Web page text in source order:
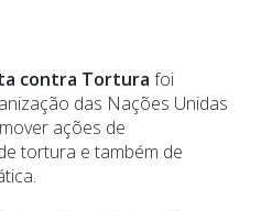
contra Tortura foi
das Nações Unidas
ações de
tortura e também de